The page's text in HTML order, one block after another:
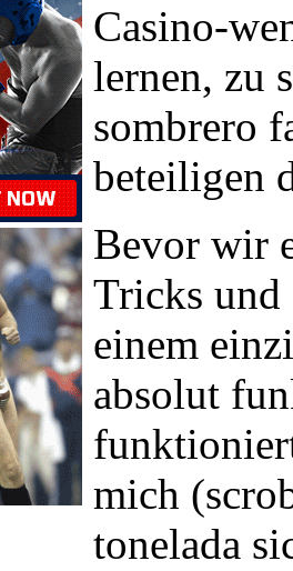
Casino-
lernen, zu
sombrero
beteiligen
Bevor wir
Tricks und
einem
absolut
mich
tonelada